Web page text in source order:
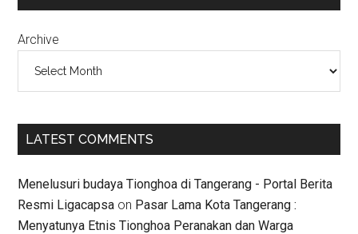
Archive
LATEST COMMENTS
Menelusuri budaya Tionghoa di Tangerang - Portal Berita
Resmi Ligacapsa on Pasar Lama Kota Tangerang :
Menyatunya Etnis Tionghoa Peranakan dan Warga